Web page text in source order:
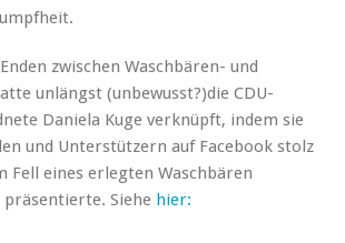
zwischen Waschbären- und
unlängst (unbewusst?)die CDU-
Daniela Kuge verknüpft, indem sie
und Unterstützern auf Facebook stolz
Fell eines erlegten Waschbären
Siehe hier: